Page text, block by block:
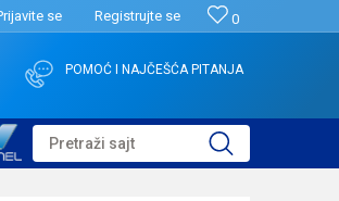
0
se Registrujte se
POMOĆ I NAJČEŠĆA PITANJA
Pretraži sajt